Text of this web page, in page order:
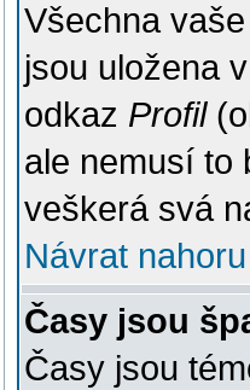
Všechna
jsou uložena
odkaz Profil
ale nemusí to
veškerá svá
Návrat nahoru
Časy jsou
Časy jsou